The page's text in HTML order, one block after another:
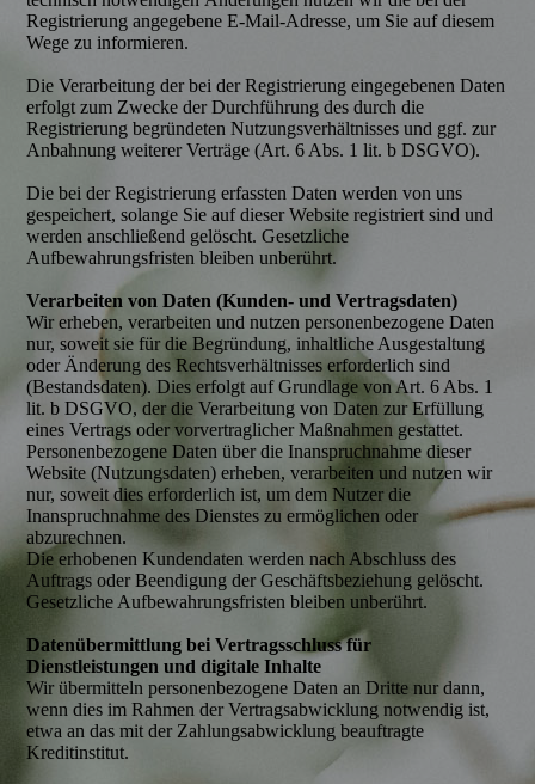
Registrierung angegebene E-Mail-Adresse, um Sie auf diesem
Wege zu informieren.
Die Verarbeitung der bei der Registrierung eingegebenen Daten
erfolgt zum Zwecke der Durchführung des durch die
Registrierung begründeten Nutzungsverhältnisses und ggf. zur
Anbahnung weiterer Verträge (Art. 6 Abs. 1 lit. b DSGVO).
Die bei der Registrierung erfassten Daten werden von uns
gespeichert, solange Sie auf dieser Website registriert sind und
werden anschließend gelöscht. Gesetzliche
Aufbewahrungsfristen bleiben unberührt.
Verarbeiten von Daten (Kunden- und Vertragsdaten)
Wir erheben, verarbeiten und nutzen personenbezogene Daten
nur, soweit sie für die Begründung, inhaltliche Ausgestaltung
oder Änderung des Rechtsverhältnisses erforderlich sind
(Bestandsdaten). Dies erfolgt auf Grundlage von Art. 6 Abs. 1
lit. b DSGVO, der die Verarbeitung von Daten zur Erfüllung
eines Vertrags oder vorvertraglicher Maßnahmen gestattet.
Personenbezogene Daten über die Inanspruchnahme dieser
Website (Nutzungsdaten) erheben, verarbeiten und nutzen wir
nur, soweit dies erforderlich ist, um dem Nutzer die
Inanspruchnahme des Dienstes zu ermöglichen oder
abzurechnen.
Die erhobenen Kundendaten werden nach Abschluss des
Auftrags oder Beendigung der Geschäftsbeziehung gelöscht.
Gesetzliche Aufbewahrungsfristen bleiben unberührt.
Datenübermittlung bei Vertragsschluss für
Dienstleistungen und digitale Inhalte
Wir übermitteln personenbezogene Daten an Dritte nur dann,
wenn dies im Rahmen der Vertragsabwicklung notwendig ist,
etwa an das mit der Zahlungsabwicklung beauftragte
Kreditinstitut.